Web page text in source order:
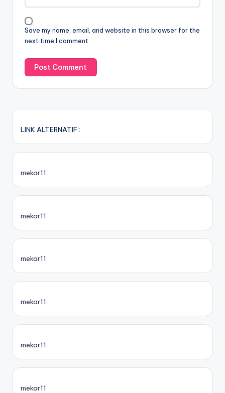
Save my name, email, and website in this browser for the
next time I comment.
LINK ALTERNATIF :
mekar11
mekar11
mekar11
mekar11
mekar11
mekar11